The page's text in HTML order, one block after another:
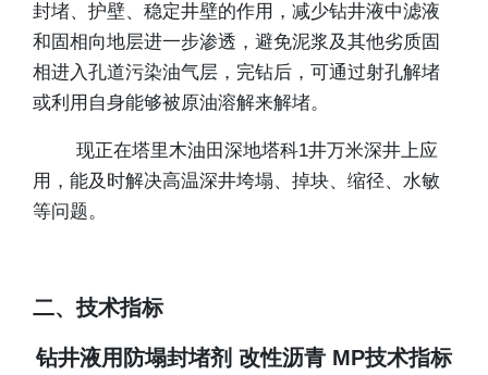
封堵、护壁、稳定井壁的作用，减少钻井液中滤液
和固相向地层进一步渗透，避免泥浆及其他劣质固
相进入孔道污染油气层，完钻后，可通过射孔解堵
或利用自身能够被原油溶解来解堵。
现正在塔里木油田深地塔科1井万米深井上应
用，能及时解决高温深井垮塌、掉块、缩径、水敏
等问题。
二、技术指标
钻井液用防塌封堵剂 改性沥青 MP技术指标